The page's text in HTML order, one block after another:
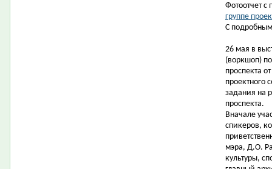
Фотоотчет
группе
С
26 мая в
(воркшоп)
проспекта
проектного
задания на
проспекта.
Вначале
спикеров,
мэра, Д.О.
культуры,